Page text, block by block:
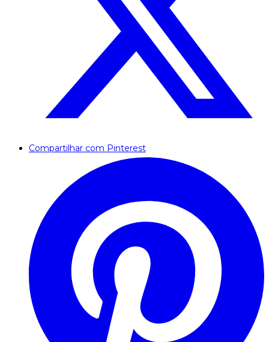
Compartilhar com Pinterest